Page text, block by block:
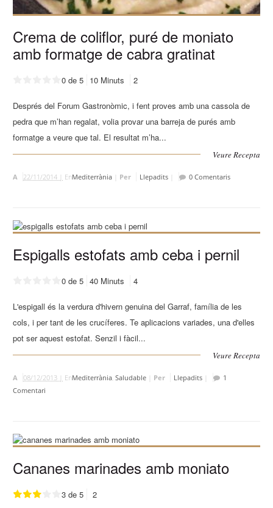
Crema de coliflor, puré de moniato
amb formatge de cabra gratinat
0 de 5 10 Minuts 2
Després del Forum Gastronòmic, i fent proves amb una cassola de
pedra que m’han regalat, volia provar una barreja de purés amb
formatge a veure que tal. El resultat m’ha...
Veure Recepta
A 22/11/2014 | EnMediterrània Per Llepadits 0 Comentaris
Espigalls estofats amb ceba i pernil
0 de 5 40 Minuts 4
L'espigall és la verdura d'hivern genuina del Garraf, família de les
cols, i per tant de les crucíferes. Te aplicacions variades, una d'elles
pot ser aquest estofat. Senzil i fàcil...
Veure Recepta
A 08/12/2013 | EnMediterrània ,Saludable Per Llepadits
1
Comentari
Cananes marinades amb moniato
3 de 5 2